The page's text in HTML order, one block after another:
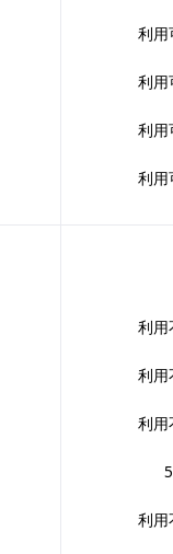
利用
利用
利用
利用
利用
利用
利用
5
利用